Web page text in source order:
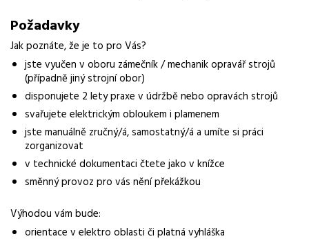
Grafton Recruitment s.r.o.
Typ úvazku
Plný úvazek
Mzda
40 000 - 50 000 Kč
Forma práce
práce na pracovišti
Vzdělání
Vybrané benefity
Požadavky
Jak poznáte, že je to pro Vás?
jste vyučen v oboru zámečník / mechanik opravář strojů
(případně jiný strojní obor)
disponujete 2 lety praxe v údržbě nebo opravách strojů
svařujete elektrickým obloukem i plamenem
jste manuálně zručný/á, samostatný/á a umíte si práci
zorganizovat
v technické dokumentaci čtete jako v knížce
směnný provoz pro vás nění překážkou
Výhodou vám bude:
orientace v elektro oblasti či platná vyhláška